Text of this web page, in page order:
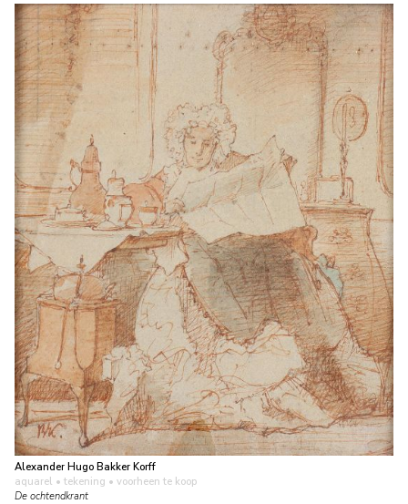
Alexander Hugo Bakker Korff
aquarel • tekening • voorheen te koop
De ochtendkrant